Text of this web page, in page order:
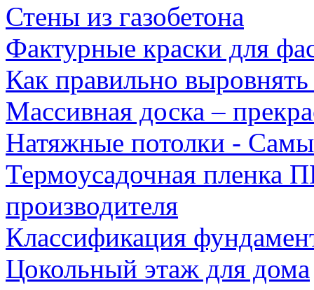
Стены из газобетона
Фактурные краски для
Как правильно
Массивная доска –
Натяжные потолки -
Термоусадочная пленка
производителя
Классификация
Цокольный этаж для дома